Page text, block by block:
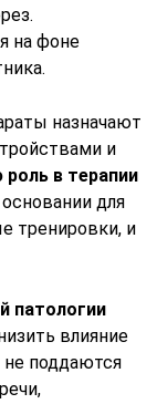
на фоне
назначают
и
в терапии
основании для
тренировки, и
патологии
влияние
не поддаются